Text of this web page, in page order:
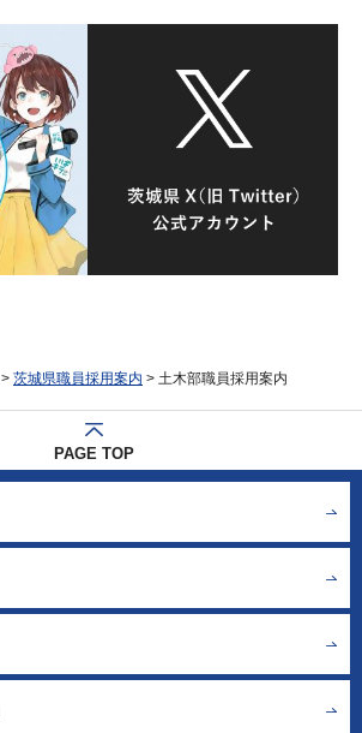
> 茨城県職員採用案内 > 土木部職員採用案内
PAGE TOP